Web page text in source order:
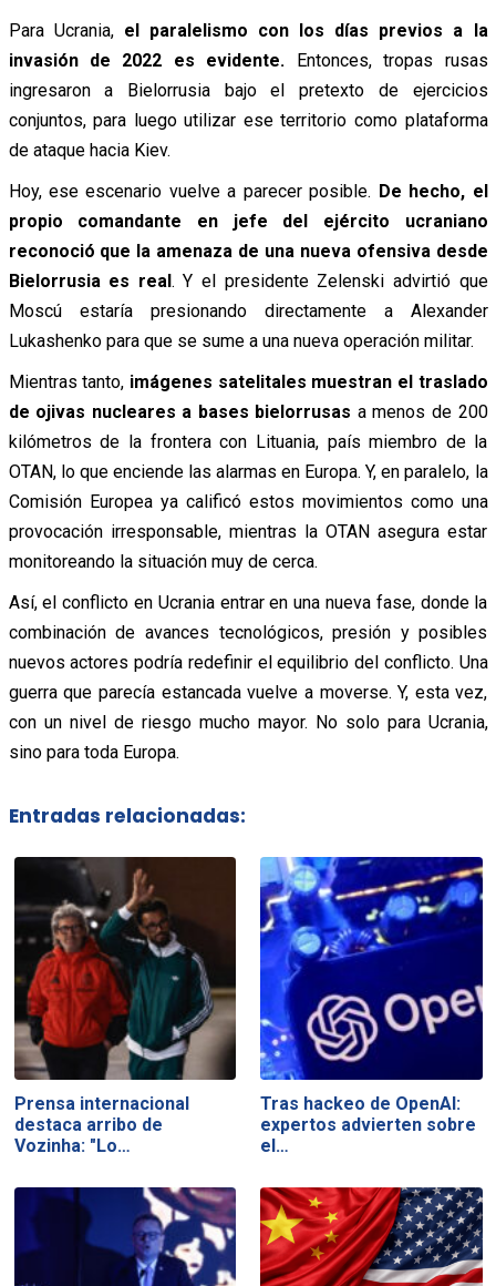
Para Ucrania, el paralelismo con los días previos a la
invasión de 2022 es evidente. Entonces, tropas rusas
ingresaron a Bielorrusia bajo el pretexto de ejercicios
conjuntos, para luego utilizar ese territorio como plataforma
de ataque hacia Kiev.
Hoy, ese escenario vuelve a parecer posible. De hecho, el
propio comandante en jefe del ejército ucraniano
reconoció que la amenaza de una nueva ofensiva desde
Bielorrusia es real. Y el presidente Zelenski advirtió que
Moscú estaría presionando directamente a Alexander
Lukashenko para que se sume a una nueva operación militar.
Mientras tanto, imágenes satelitales muestran el traslado
de ojivas nucleares a bases bielorrusas a menos de 200
kilómetros de la frontera con Lituania, país miembro de la
OTAN, lo que enciende las alarmas en Europa. Y, en paralelo, la
Comisión Europea ya calificó estos movimientos como una
provocación irresponsable, mientras la OTAN asegura estar
monitoreando la situación muy de cerca.
Así, el conflicto en Ucrania entrar en una nueva fase, donde la
combinación de avances tecnológicos, presión y posibles
nuevos actores podría redefinir el equilibrio del conflicto. Una
guerra que parecía estancada vuelve a moverse. Y, esta vez,
con un nivel de riesgo mucho mayor. No solo para Ucrania,
sino para toda Europa.
Entradas relacionadas:
Prensa internacional
destaca arribo de
Vozinha: "Lo…
Tras hackeo de OpenAI:
expertos advierten sobre
el…